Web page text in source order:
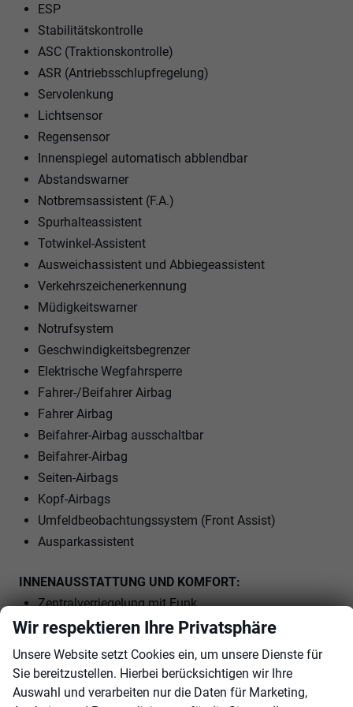
ESP
Stabilitätskontrolle
ASC (Traktionskontrolle)
ASR (Antriebsschlupfregelung)
Servolenkung
Lichtsensor
Regensensor
Innenspiegel automatisch abblendbar
Abstandswarner
Notbremsassistent (F.A.)
Spurhalteassistent
Totwinkel-Assistent
Ausweichassistent und Abbiegeassistent
Verkehrszeichenerkennung
Müdigkeitswarner
Notrufsystem
Geschwindigkeitsbegrenzer
Elektrische Wegfahrsperre
Fahrer-/Beifahrer Airbag
Fahrer Airbag
Beifahrer-Airbag ausschaltbar
Beifahrer-Airbag
Seiten-Airbags
Kopf-Airbags
Umfeldbeobachtungssystem (Front Assist)
Ausparkassistent
INNENAUSSTATTUNG UND KOMFORT:
Zentralverriegelung mit Funk
Keyless-Go
Leaving-Home-Funktion
Außenspiegel elektrisch verstellbar
Wir respektieren Ihre Privatsphäre
Unsere Website setzt Cookies ein, um unsere Dienste für
Sie bereitzustellen. Hierbei berücksichtigen wir Ihre
Auswahl und verarbeiten nur die Daten für Marketing,